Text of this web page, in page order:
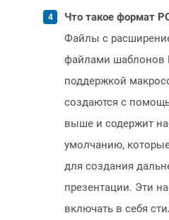
Что такое формат
Файлы с
файлами шаблонов
поддержкой
создаются с
выше и содержит
умолчанию,
для создания
презентации. Эти
включать в себя